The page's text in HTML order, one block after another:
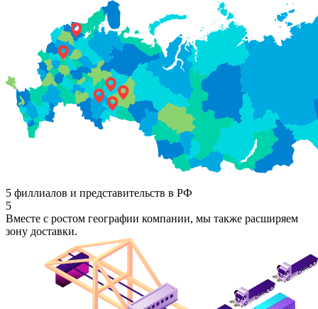
5 филлиалов и представительств в РФ
5
Вместе с ростом географии компании, мы также расширяем
зону доставки.